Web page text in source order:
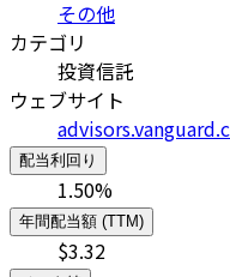
その他
カテゴリ
投資信託
ウェブサイト
配当利回り
1.50%
年間配当額 (TTM)
$3.32